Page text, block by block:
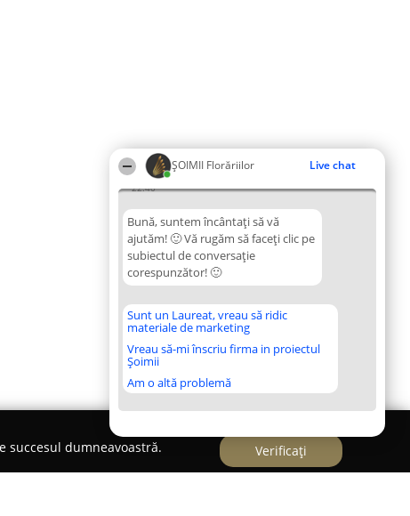
ȘOIMII Florăriilor Live chat
22:40
Bună, suntem încântați să vă
ajutăm! 🙂 Vă rugăm să faceți clic pe
subiectul de conversație
corespunzător! 🙂
Sunt un Laureat, vreau să ridic
materiale de marketing
Vreau să-mi înscriu firma in proiectul
Șoimii
Am o altă problemă
dumneavoastră.
Verificați